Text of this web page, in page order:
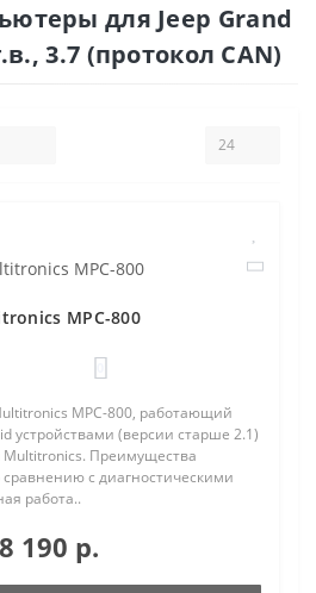
для Jeep Grand
3.7 (протокол CAN)
MPC-800
MPC-800, работающий
устройствами (версии старше 2.1)
Преимущества
с диагностическими
работа..
8 190 р.